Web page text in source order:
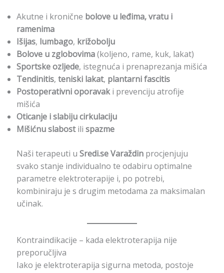
Akutne i kronične bolove u leđima, vratu i
ramenima
Išijas, lumbago, križobolju
Bolove u zglobovima(koljeno, rame, kuk, lakat)
Sportske ozljede, istegnuća i prenaprezanja mišića
Tendinitis, teniski lakat, plantarni fascitis
Postoperativni oporavaki prevenciju atrofije
mišića
Oticanje i slabiju cirkulaciju
Mišićnu slabostili spazme
Naši terapeuti u Sredi.se Varaždinprocjenjuju
svako stanje individualno te odabiru optimalne
parametre elektroterapije i, po potrebi,
kombiniraju je s drugim metodama za maksimalan
učinak.
Kontraindikacije – kada elektroterapija nije
preporučljiva
Iako je elektroterapija sigurna metoda, postoje